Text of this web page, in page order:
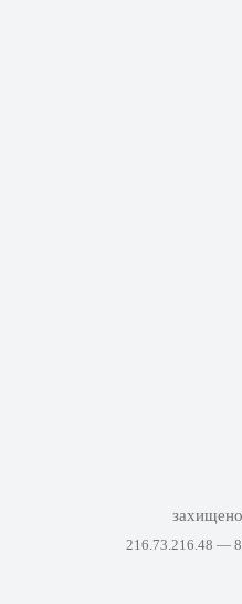
захищено
216.73.216.48 —